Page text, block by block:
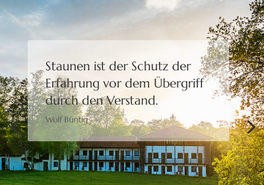
Staunen ist der Schutz der
Erfahrung vor dem Übergriff
durch den Verstand.
Wolf Büntig
Bewusstheit gibt uns die
Freiheit,eine Wahl zu treffen.
Moshé Feldenkrais